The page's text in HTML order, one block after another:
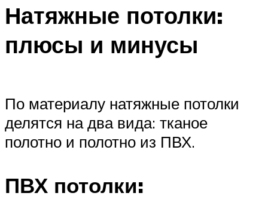
Натяжные потолки:
плюсы и минусы
По материалу натяжные потолки
делятся на два вида: тканое
полотно и полотно из ПВХ.
ПВХ потолки: